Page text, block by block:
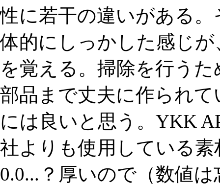
性に若干の違いがある
体的にしっかした感じ
を覚える。掃除を行う
部品まで丈夫に作られ
には良いと思う。YKK
社よりも使用している
0.0...？厚いので（数値